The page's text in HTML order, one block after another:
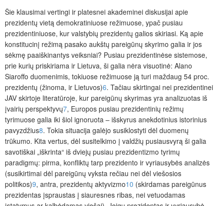
Šie klausimai vertingi ir platesnei akademinei diskusijai apie
prezidentų vietą demokratiniuose režimuose, ypač pusiau
prezidentiniuose, kur valstybių prezidentų galios skiriasi. Ką apie
konstitucinį režimą pasako aukštų pareigūnų skyrimo galia ir jos
sėkmę paaiškinantys veiksniai? Pusiau prezidentinėse sistemose,
prie kurių priskiriama ir Lietuva, ši galia nėra visuotinė: Alano
Siaroffo duomenimis, tokiuose režimuose ją turi maždaug 54 proc.
prezidentų (žinoma, ir Lietuvos)6. Tačiau skirtingai nei prezidentinei
JAV skirtoje literatūroje, kur pareigūnų skyrimas yra analizuotas iš
įvairių perspektyvų7, Europos pusiau prezidentinių režimų
tyrimuose galia iki šiol ignoruota – išskyrus anekdotinius istorinius
pavyzdžius8. Tokia situacija galėjo susiklostyti dėl duomenų
trūkumo. Kita vertus, dėl susitelkimo į valdžių pusiausvyrą ši galia
savotiškai „iškrinta“ iš dviejų pusiau prezidentizmo tyrimų
paradigmų: pirma, konfliktų tarp prezidento ir vyriausybės analizės
(susikirtimai dėl pareigūnų vyksta rečiau nei dėl viešosios
politikos)9, antra, prezidentų aktyvizmo10 (skirdamas pareigūnus
prezidentas įspraustas į siauresnes ribas, nei vetuodamas